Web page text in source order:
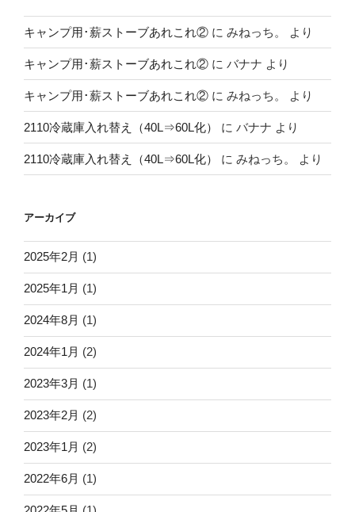
キャンプ用･薪ストーブあれこれ② に みねっち。 より
キャンプ用･薪ストーブあれこれ② に バナナ より
キャンプ用･薪ストーブあれこれ② に みねっち。 より
2110冷蔵庫入れ替え（40L⇒60L化） に バナナ より
2110冷蔵庫入れ替え（40L⇒60L化） に みねっち。 より
アーカイブ
2025年2月 (1)
2025年1月 (1)
2024年8月 (1)
2024年1月 (2)
2023年3月 (1)
2023年2月 (2)
2023年1月 (2)
2022年6月 (1)